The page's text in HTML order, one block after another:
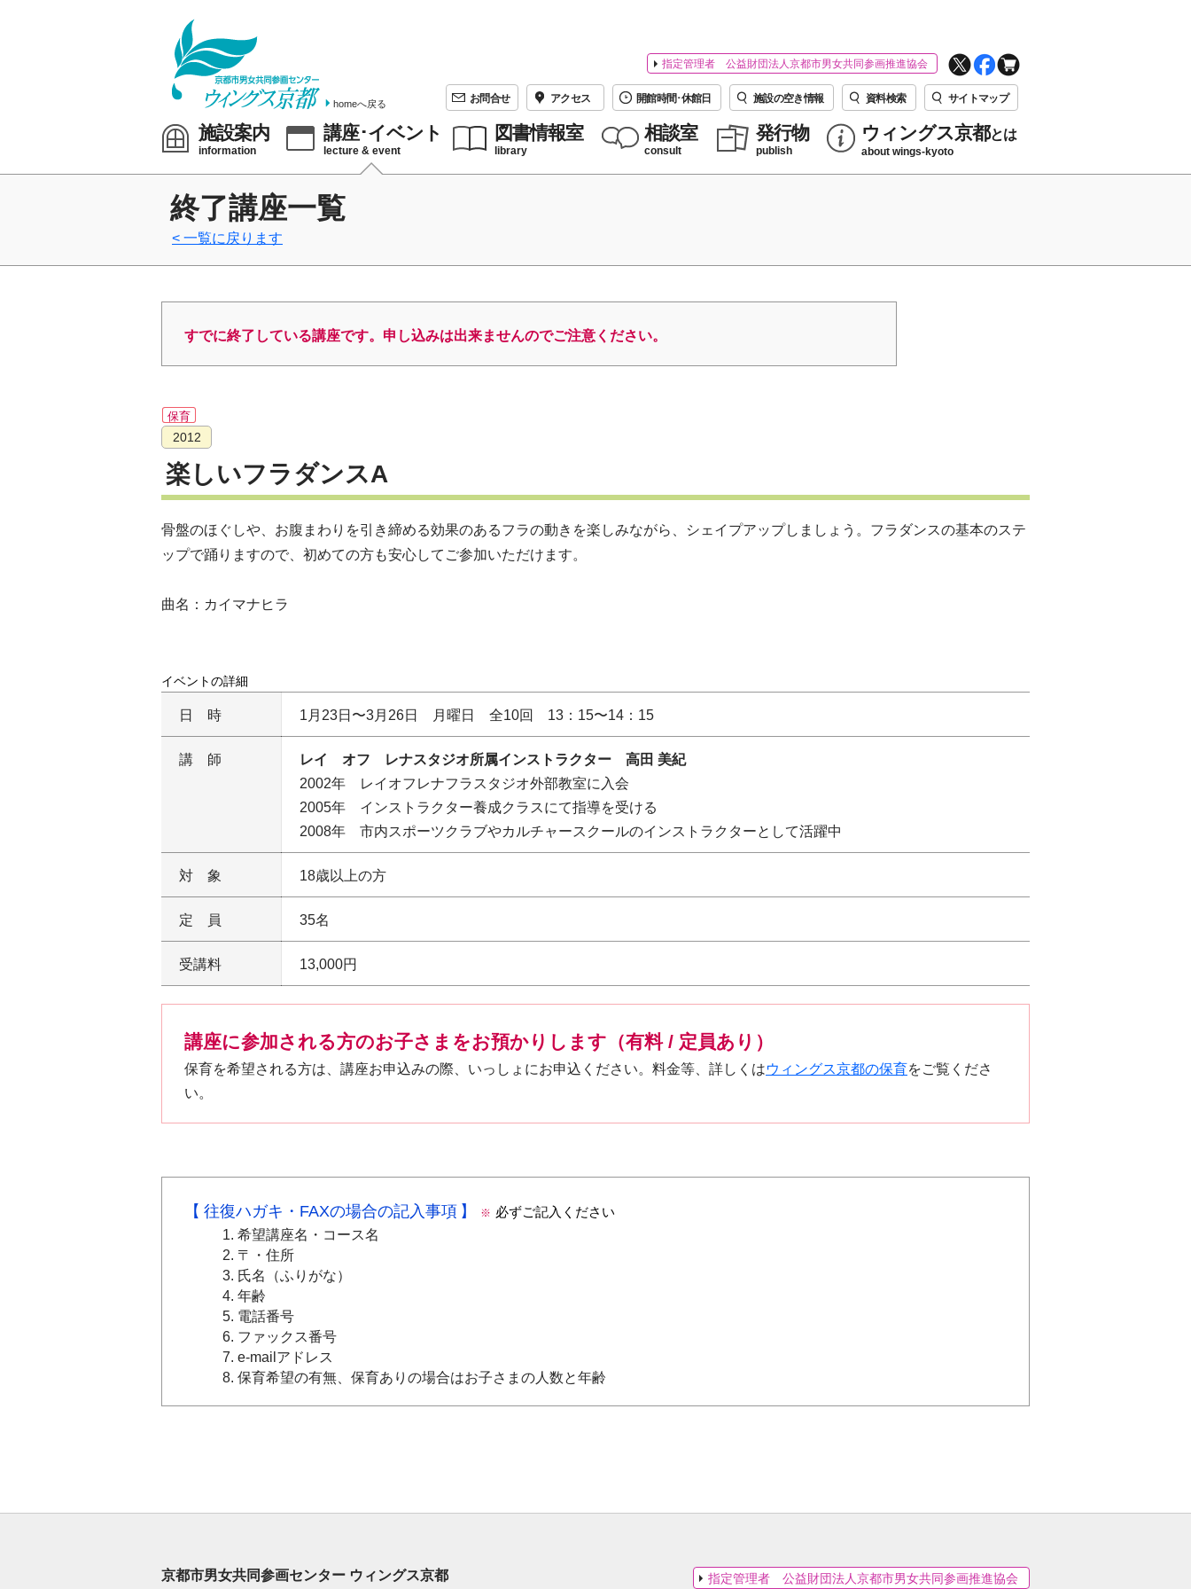
homeへ戻る
指定管理者 公益財団法人京都市男女共同参画推進協会
お問合せ アクセス 開館時間･休館日 施設の空き情報 資料検索 サイトマップ
施設案内
information
講座･イベント
lecture & event
図書情報室
library
相談室
consult
発行物
publish
ウィングス京都とは
about wings-kyoto
終了講座一覧
一覧に戻ります
すでに終了している講座です。申し込みは出来ませんのでご注意ください。
保育
2012
楽しいフラダンスA
骨盤のほぐしや、お腹まわりを引き締める効果のあるフラの動きを楽しみながら、シェイプアップしましょう。フラダンスの基本のステ
ップで踊りますので、初めての方も安心してご参加いただけます。
曲名：カイマナヒラ
イベントの詳細
日時 1月23日〜3月26日 月曜日 全10回 13：15〜14：15
講師
レイ オフ レナスタジオ所属インストラクター 高田 美紀
2002年 レイオフレナフラスタジオ外部教室に入会
2005年 インストラクター養成クラスにて指導を受ける
2008年 市内スポーツクラブやカルチャースクールのインストラクターとして活躍中
対象 18歳以上の方
定員 35名
受講料 13,000円
講座に参加される方のお子さまをお預かりします（有料 / 定員あり）
保育を希望される方は、講座お申込みの際、いっしょにお申込ください。料金等、詳しくはウィングス京都の保育をご覧くださ
い。
往復ハガキ・FAXの場合の記入事項 ※ 必ずご記入ください
希望講座名・コース名
〒・住所
氏名（ふりがな）
年齢
電話番号
ファックス番号
e-mailアドレス
保育希望の有無、保育ありの場合はお子さまの人数と年齢
京都市男女共同参画センター ウィングス京都 指定管理者 公益財団法人京都市男女共同参画推進協会